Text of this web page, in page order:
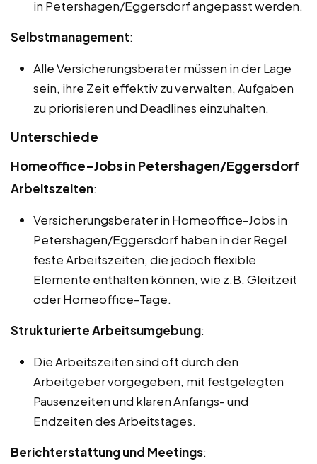
in Petershagen/Eggersdorf angepasst werden.
Selbstmanagement:
Alle Versicherungsberater müssen in der Lage
sein, ihre Zeit effektiv zu verwalten, Aufgaben
zu priorisieren und Deadlines einzuhalten.
Unterschiede
Homeoffice-Jobs in Petershagen/Eggersdorf
Arbeitszeiten:
Versicherungsberater in Homeoffice-Jobs in
Petershagen/Eggersdorf haben in der Regel
feste Arbeitszeiten, die jedoch flexible
Elemente enthalten können, wie z.B. Gleitzeit
oder Homeoffice-Tage.
Strukturierte Arbeitsumgebung:
Die Arbeitszeiten sind oft durch den
Arbeitgeber vorgegeben, mit festgelegten
Pausenzeiten und klaren Anfangs- und
Endzeiten des Arbeitstages.
Berichterstattung und Meetings: